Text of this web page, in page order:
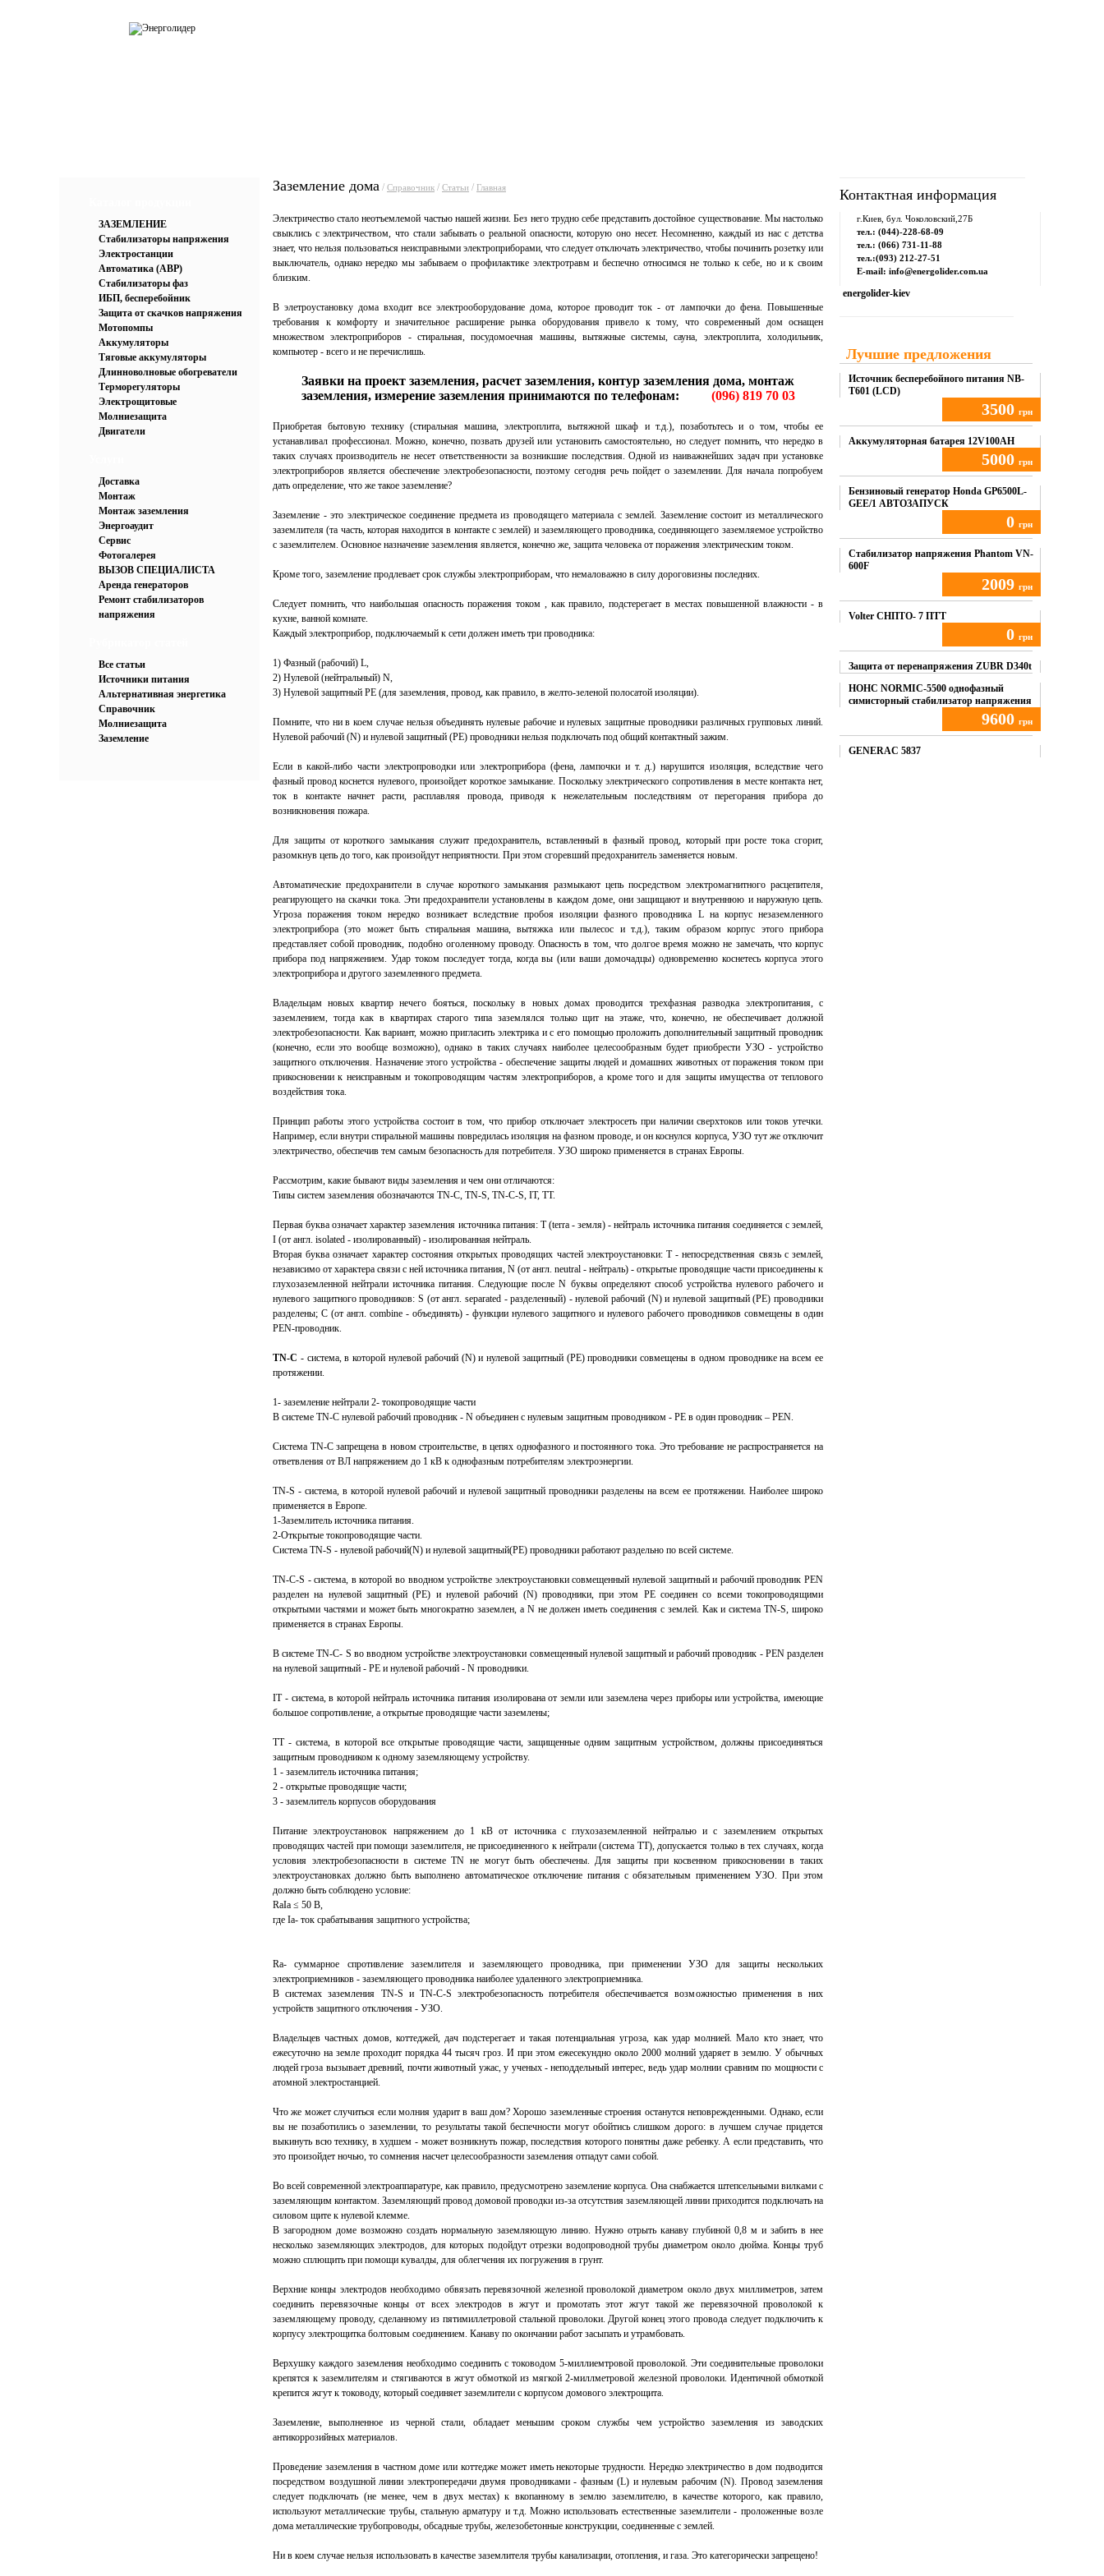
ЗАЗЕМЛЕНИЕ
Стабилизаторы напряжения
Электростанции
Автоматика (АВР)
Стабилизаторы фаз
ИБП, бесперебойник
Защита от скачков напряжения
Мотопомпы
Аккумуляторы
Тяговые аккумуляторы
Длинноволновые обогреватели
Терморегуляторы
Электрощитовые
Молниезащита
Двигатели
Доставка
Монтаж
Монтаж заземления
Энергоаудит
Сервис
Фотогалерея
ВЫЗОВ СПЕЦИАЛИСТА
Аренда генераторов
Ремонт стабилизаторов
напряжения
Все статьи
Источники питания
Альтернативная энергетика
Справочник
Молниезащита
Заземление
Заземление дома / Справочник / Статьи / Главная
Электричество стало неотъемлемой частью нашей жизни. Без него трудно себе представить достойное существование. Мы настолько
свыклись с электричеством, что стали забывать о реальной опасности, которую оно несет. Несомненно, каждый из нас с детства
знает, что нельзя пользоваться неисправными электроприборами, что следует отключать электричество, чтобы починить розетку или
выключатель, однако нередко мы забываем о профилактике электротравм и беспечно относимся не только к себе, но и к своим
близким.
В элетроустановку дома входит все электрооборудование дома, которое проводит ток - от лампочки до фена. Повышенные
требования к комфорту и значительное расширение рынка оборудования привело к тому, что современный дом оснащен
множеством электроприборов - стиральная, посудомоечная машины, вытяжные системы, сауна, электроплита, холодильник,
компьютер - всего и не перечислишь.
Заявки на проект заземления, расчет заземления, контур заземления дома, монтаж
заземления, измерение заземления принимаются по телефонам:
(096) 819 70 03
Приобретая бытовую технику (стиральная машина, электроплита, вытяжной шкаф и т.д.), позаботьтесь и о том, чтобы ее
устанавливал профессионал. Можно, конечно, позвать друзей или установить самостоятельно, но следует помнить, что нередко в
таких случаях производитель не несет ответственности за возникшие последствия. Одной из наиважнейших задач при установке
электроприборов является обеспечение электробезопасности, поэтому сегодня речь пойдет о заземлении. Для начала попробуем
дать определение, что же такое заземление?
Заземление - это электрическое соединение предмета из проводящего материала с землей. Заземление состоит из металлического
заземлителя (та часть, которая находится в контакте с землей) и заземляющего проводника, соединяющего заземляемое устройство
с заземлителем. Основное назначение заземления является, конечно же, защита человека от поражения электрическим током.
Кроме того, заземление продлевает срок службы электроприборам, что немаловажно в силу дороговизны последних.
Следует помнить, что наибольшая опасность поражения током , как правило, подстерегает в местах повышенной влажности - в
кухне, ванной комнате.
Каждый электроприбор, подключаемый к сети должен иметь три проводника:
1) Фазный (рабочий) L,
2) Нулевой (нейтральный) N,
3) Нулевой защитный РЕ (для заземления, провод, как правило, в желто-зеленой полосатой изоляции).
Помните, что ни в коем случае нельзя объединять нулевые рабочие и нулевых защитные проводники различных групповых линий.
Нулевой рабочий (N) и нулевой защитный (PE) проводники нельзя подключать под общий контактный зажим.
Если в какой-либо части электропроводки или электроприбора (фена, лампочки и т. д.) нарушится изоляция, вследствие чего
фазный провод коснется нулевого, произойдет короткое замыкание. Поскольку электрического сопротивления в месте контакта нет,
ток в контакте начнет расти, расплавляя провода, приводя к нежелательным последствиям от перегорания прибора до
возникновения пожара.
Для защиты от короткого замыкания служит предохранитель, вставленный в фазный провод, который при росте тока сгорит,
разомкнув цепь до того, как произойдут неприятности. При этом сгоревший предохранитель заменяется новым.
Автоматические предохранители в случае короткого замыкания размыкают цепь посредством электромагнитного расцепителя,
реагирующего на скачки тока. Эти предохранители установлены в каждом доме, они защищают и внутреннюю и наружную цепь.
Угроза поражения током нередко возникает вследствие пробоя изоляции фазного проводника L на корпус незаземленного
электроприбора (это может быть стиральная машина, вытяжка или пылесос и т.д.), таким образом корпус этого прибора
представляет собой проводник, подобно оголенному проводу. Опасность в том, что долгое время можно не замечать, что корпус
прибора под напряжением. Удар током последует тогда, когда вы (или ваши домочадцы) одновременно коснетесь корпуса этого
электроприбора и другого заземленного предмета.
Владельцам новых квартир нечего бояться, поскольку в новых домах проводится трехфазная разводка электропитания, с
заземлением, тогда как в квартирах старого типа заземлялся только щит на этаже, что, конечно, не обеспечивает должной
электробезопасности. Как вариант, можно пригласить электрика и с его помощью проложить дополнительный защитный проводник
(конечно, если это вообще возможно), однако в таких случаях наиболее целесообразным будет приобрести УЗО - устройство
защитного отключения. Назначение этого устройства - обеспечение защиты людей и домашних животных от поражения током при
прикосновении к неисправным и токопроводящим частям электроприборов, а кроме того и для защиты имущества от теплового
воздействия тока.
Принцип работы этого устройства состоит в том, что прибор отключает электросеть при наличии сверхтоков или токов утечки.
Например, если внутри стиральной машины повредилась изоляция на фазном проводе, и он коснулся корпуса, УЗО тут же отключит
электричество, обеспечив тем самым безопасность для потребителя. УЗО широко применяется в странах Европы.
Рассмотрим, какие бывают виды заземления и чем они отличаются:
Типы систем заземления обозначаются TN-С, ТN-S, TN-С-S, IT, TТ.
Первая буква означает характер заземления источника питания: Т (terra - земля) - нейтраль источника питания соединяется с землей,
I (от англ. isolated - изолированный) - изолированная нейтраль.
Вторая буква означает характер состояния открытых проводящих частей электроустановки: Т - непосредственная связь с землей,
независимо от характера связи с ней источника питания, N (от англ. neutral - нейтраль) - открытые проводящие части присоединены к
глухозаземленной нейтрали источника питания. Следующие после N буквы определяют способ устройства нулевого рабочего и
нулевого защитного проводников: S (от англ. separated - разделенный) - нулевой рабочий (N) и нулевой защитный (РЕ) проводники
разделены; С (от англ. combine - объединять) - функции нулевого защитного и нулевого рабочего проводников совмещены в один
РЕN-проводник.
TN-С - система, в которой нулевой рабочий (N) и нулевой защитный (РЕ) проводники совмещены в одном проводнике на всем ее
протяжении.
1- заземление нейтрали 2- токопроводящие части
В системе TN-C нулевой рабочий проводник - N объединен с нулевым защитным проводником - РЕ в один проводник – PEN.
Система TN-C запрещена в новом строительстве, в цепях однофазного и постоянного тока. Это требование не распространяется на
ответвления от ВЛ напряжением до 1 кВ к однофазным потребителям электроэнергии.
ТN-S - система, в которой нулевой рабочий и нулевой защитный проводники разделены на всем ее протяжении. Наиболее широко
применяется в Европе.
1-Заземлитель источника питания.
2-Открытые токопроводящие части.
Система TN-S - нулевой рабочий(N) и нулевой защитный(PE) проводники работают раздельно по всей системе.
TN-С-S - система, в которой во вводном устройстве электроустановки совмещенный нулевой защитный и рабочий проводник PEN
разделен на нулевой защитный (РЕ) и нулевой рабочий (N) проводники, при этом РЕ соединен со всеми токопроводящими
открытыми частями и может быть многократно заземлен, а N не должен иметь соединения с землей. Как и система ТN-S, широко
применяется в странах Европы.
В системе TN-C- S во вводном устройстве электроустановки совмещенный нулевой защитный и рабочий проводник - РЕN разделен
на нулевой защитный - РЕ и нулевой рабочий - N проводники.
IT - система, в которой нейтраль источника питания изолирована от земли или заземлена через приборы или устройства, имеющие
большое сопротивление, а открытые проводящие части заземлены;
TТ - система, в которой все открытые проводящие части, защищенные одним защитным устройством, должны присоединяться
защитным проводником к одному заземляющему устройству.
1 - заземлитель источника питания;
2 - открытые проводящие части;
3 - заземлитель корпусов оборудования
Питание электроустановок напряжением до 1 кВ от источника с глухозаземленной нейтралью и с заземлением открытых
проводящих частей при помощи заземлителя, не присоединенного к нейтрали (система ТТ), допускается только в тех случаях, когда
условия электробезопасности в системе TN не могут быть обеспечены. Для защиты при косвенном прикосновении в таких
электроустановках должно быть выполнено автоматическое отключение питания с обязательным применением УЗО. При этом
должно быть соблюдено условие:
RaIa ≤ 50 B,
где Ia- ток срабатывания защитного устройства;
Ra- суммарное спротивление заземлителя и заземляющего проводника, при применении УЗО для защиты нескольких
электроприемников - заземляющего проводника наиболее удаленного электроприемника.
В системах заземления ТN-S и ТN-С-S электробезопасность потребителя обеспечивается возможностью применения в них
устройств защитного отключения - УЗО.
Владельцев частных домов, коттеджей, дач подстерегает и такая потенциальная угроза, как удар молнией. Мало кто знает, что
ежесуточно на земле проходит порядка 44 тысяч гроз. И при этом ежесекундно около 2000 молний ударяет в землю. У обычных
людей гроза вызывает древний, почти животный ужас, у ученых - неподдельный интерес, ведь удар молнии сравним по мощности с
атомной электростанцией.
Что же может случиться если молния ударит в ваш дом? Хорошо заземленные строения останутся неповрежденными. Однако, если
вы не позаботились о заземлении, то результаты такой беспечности могут обойтись слишком дорого: в лучшем случае придется
выкинуть всю технику, в худшем - может возникнуть пожар, последствия которого понятны даже ребенку. А если представить, что
это произойдет ночью, то сомнения насчет целесообразности заземления отпадут сами собой.
Во всей современной электроаппаратуре, как правило, предусмотрено заземление корпуса. Она снабжается штепсельными вилками с
заземляющим контактом. Заземляющий провод домовой проводки из-за отсутствия заземляющей линии приходится подключать на
силовом щите к нулевой клемме.
В загородном доме возможно создать нормальную заземляющую линию. Нужно отрыть канаву глубиной 0,8 м и забить в нее
несколько заземляющих электродов, для которых подойдут отрезки водопроводной трубы диаметром около дюйма. Концы труб
можно сплющить при помощи кувалды, для облегчения их погружения в грунт.
Верхние концы электродов необходимо обвязать перевязочной железной проволокой диаметром около двух миллиметров, затем
соединить перевязочные концы от всех электродов в жгут и промотать этот жгут такой же перевязочной проволокой к
заземляющему проводу, сделанному из пятимиллетровой стальной проволоки. Другой конец этого провода следует подключить к
корпусу электрощитка болтовым соединением. Канаву по окончании работ засыпать и утрамбовать.
Верхушку каждого заземления необходимо соединить с тоководом 5-миллиемтровой проволокой. Эти соединительные проволоки
крепятся к заземлителям и стягиваются в жгут обмоткой из мягкой 2-миллметровой железной проволоки. Идентичной обмоткой
крепится жгут к тоководу, который соединяет заземлители с корпусом домового электрощита.
Заземление, выполненное из черной стали, обладает меньшим сроком службы чем устройство заземления из заводских
антикоррозийных материалов.
Проведение заземления в частном доме или коттедже может иметь некоторые трудности. Нередко электричество в дом подводится
посредством воздушной линии электропередачи двумя проводниками - фазным (L) и нулевым рабочим (N). Провод заземления
следует подключать (не менее, чем в двух местах) к вкопанному в землю заземлителю, в качестве которого, как правило,
используют металлические трубы, стальную арматуру и т.д. Можно использовать естественные заземлители - проложенные возле
дома металлические трубопроводы, обсадные трубы, железобетонные конструкции, соединенные с землей.
Ни в коем случае нельзя использовать в качестве заземлителя трубы канализации, отопления, и газа. Это категорически запрещено!
Контактная информация
г.Киев, бул. Чоколовский,27Б
тел.: (044)-228-68-09
тел.: (066) 731-11-88
тел.:(093) 212-27-51
E-mail: info@energolider.com.ua
energolider-kiev
Лучшие предложения
Источник бесперебойного питания NB-
T601 (LCD)
3500 грн
Купить
Аккумуляторная батарея 12V100AH
5000 грн
Купить
Бензиновый генератор Honda GP6500L-
GEE/1 АВТОЗАПУСК
0 грн
Купить
Стабилизатор напряжения Phantom VN-
600F
2009 грн
Купить
Volter СНПТО- 7 ПТТ
0 грн
Купить
Защита от перенапряжения ZUBR D340t
НОНС NORMIC-5500 однофазный
симисторный стабилизатор напряжения
9600 грн
Купить
GENERAC 5837